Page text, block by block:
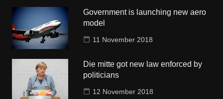
Government is launching new aero
model
11 November 2018
Die mitte got new law enforced by
politicians
12 November 2018